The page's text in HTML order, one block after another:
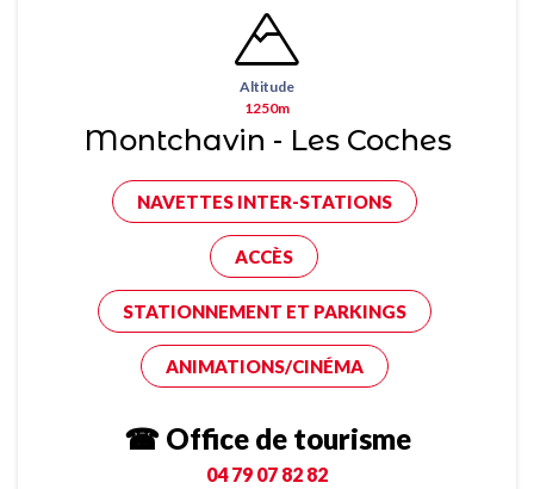
Altitude
1250m
Montchavin - Les Coches
NAVETTES INTER-STATIONS
ACCÈS
STATIONNEMENT ET PARKINGS
ANIMATIONS/CINÉMA
☎ Office de tourisme
04 79 07 82 82